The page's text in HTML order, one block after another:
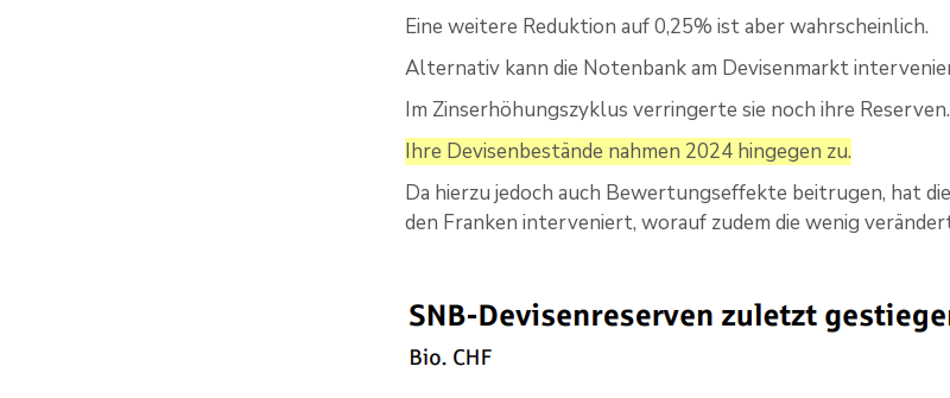
Eine weitere Reduktion auf 0,25% ist aber wahrscheinlich.
Alternativ kann die Notenbank am Devisenmarkt
Im Zinserhöhungszyklus verringerte sie noch ihre Reserven.
Ihre Devisenbestände nahmen 2024 hingegen zu.
Da hierzu jedoch auch Bewertungseffekte beitrugen, hat
den Franken interveniert, worauf zudem die wenig